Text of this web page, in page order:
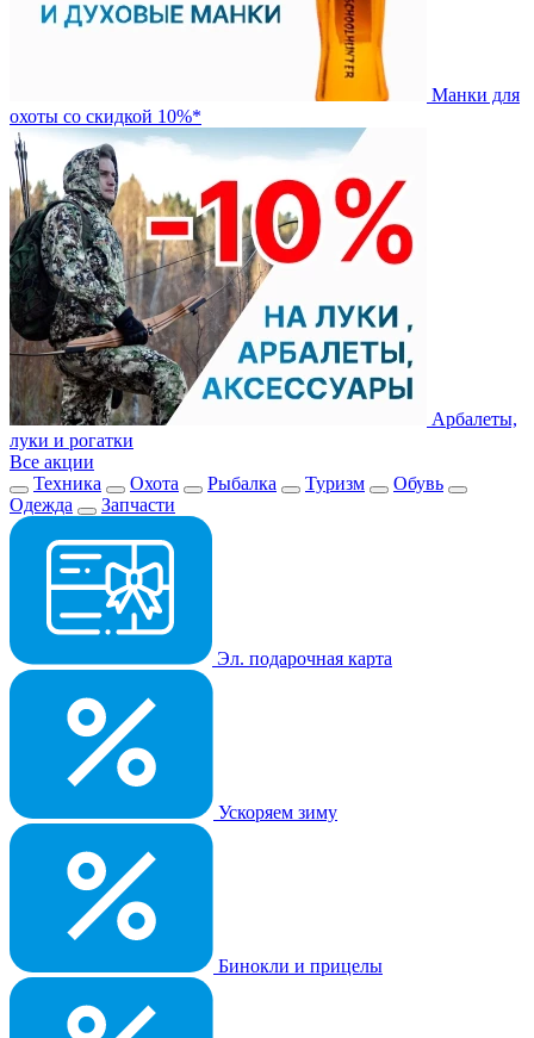
Манки для
охоты со скидкой 10%*
Арбалеты,
луки и рогатки
Все акции
Техника
Охота Рыбалка Туризм
Обувь
Одежда
Запчасти
Эл. подарочная карта
Ускоряем зиму
Бинокли и прицелы